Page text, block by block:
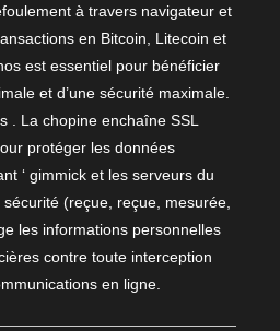
à travers navigateur et
en Bitcoin, Litecoin et
est essentiel pour bénéficier
et d’une sécurité maximale.
. La chopine enchaîne SSL
protéger les données
‘ gimmick et les serveurs du
(reçue, reçue, mesurée,
les informations personnelles
contre toute interception
en ligne.